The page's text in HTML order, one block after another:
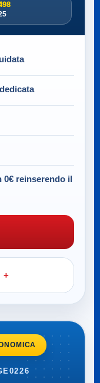
0€ reinserendo il